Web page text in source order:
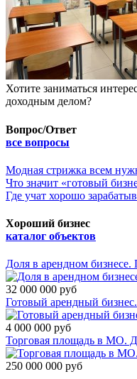
Хотите заниматься
доходным делом?
Вопрос/Ответ
все вопросы
Модная стрижка всем
​Что значит «готовый
​Где учат хорошо
Хороший бизнес
каталог объектов
Доля в арендном
32 000 000 руб
Готовый арендный
4 000 000 руб
Торговая площадь в МО.
250 000 000 руб